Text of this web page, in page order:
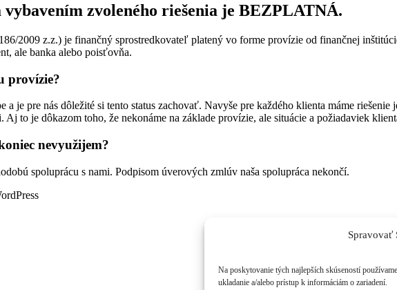
Spravovať
Na poskytovanie tých najlepších skúseností
ukladanie a/alebo prístup k informáciám o zariadení.
zvoleného riešenia je BEZPLATNÁ.
2009 z.z.) je finančný sprostredkovateľ platený vo forme provízie od finančnej
ale banka alebo poisťovňa.
provízie?
je pre nás dôležité si tento status zachovať. Navyše pre každého klienta máme
to je dôkazom toho, že nekonáme na základe provízie, ale situácie a požiadaviek
nevyužijem?
spoluprácu s nami. Podpisom úverových zmlúv naša spolupráca nekončí.